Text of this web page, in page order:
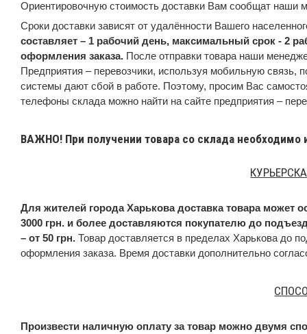
Ориентировочную стоимость доставки Вам сообщат наши
Сроки доставки зависят от удалённости Вашего
составляет – 1 рабочий день, максимальный срок - 2
оформления заказа. После отправки товара наши
Предприятия – перевозчики, используя мобильную
системы дают сбой в работе. Поэтому, просим Вас
телефоны склада можно найти на сайте предприятия –
ВАЖНО! При получении товара со склада необходимо
Для жителей города Харькова доставка товара может
3000 грн. и более доставляются покупателю до
– от 50 грн. Товар доставляется в пределах Харькова до
оформления заказа. Время доставки дополнительно
Произвести наличную оплату за товар можно двумя